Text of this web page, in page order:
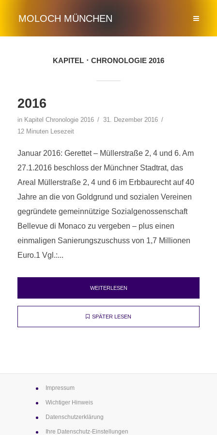
MOLOCH MÜNCHEN
KAPITEL CHRONOLOGIE 2016
2016
in Kapitel Chronologie 2016
31. Dezember 2016
12 Minuten Lesezeit
Januar 2016: Gerettet – Müllerstraße 2, 4 und 6. Am
27.1.2016 beschloss der Münchner Stadtrat, das
Areal Müllerstraße 2, 4 und 6 im Erbbaurecht auf 40
Jahre an die von Goldgrund und sozialen Vereinen
gegründete gemeinnützige Sozialgenossenschaft
Bellevue di Monaco zu vergeben – plus einen
einmaligen Sanierungszuschuss von 1,7 Millionen
Euro.1 Vgl.:...
WEITERLESEN
SPÄTER LESEN
Impressum
Wichtiger Hinweis
Datenschutz­erklärung
Ihre Datenschutz-Einstellungen